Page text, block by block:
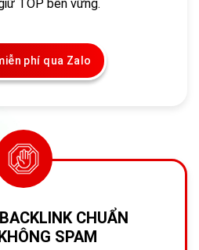
TOP bền vững.
phí qua Zalo
CHUẨN
SPAM